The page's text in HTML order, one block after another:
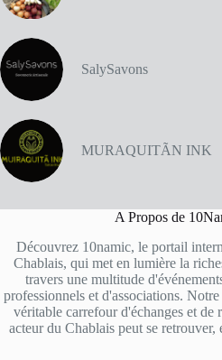
SalySavons
MURAQUITÃN INK
A Propos de
Découvrez 10namic, le portail
Chablais, qui met en lumière la
travers une multitude
professionnels et d'associations.
véritable carrefour d'échanges et de
acteur du Chablais peut se retrouver,